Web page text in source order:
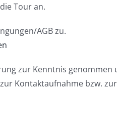
Tour an.
AGB zu.
zur Kenntnis
Kontaktaufnahme bzw.